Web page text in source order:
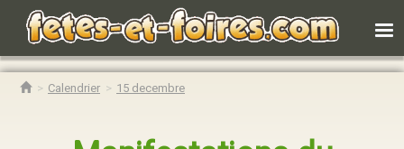
Calendrier 15 decembre